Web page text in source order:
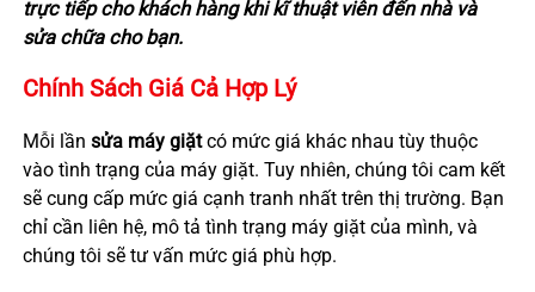
trực tiếp cho khách hàng khi kĩ thuật viên đến nhà và
sửa chữa cho bạn.
Chính Sách Giá Cả Hợp Lý
Mỗi lần sửa máy giặtcó mức giá khác nhau tùy thuộc
vào tình trạng của máy giặt. Tuy nhiên, chúng tôi cam kết
sẽ cung cấp mức giá cạnh tranh nhất trên thị trường. Bạn
chỉ cần liên hệ, mô tả tình trạng máy giặt của mình, và
chúng tôi sẽ tư vấn mức giá phù hợp.